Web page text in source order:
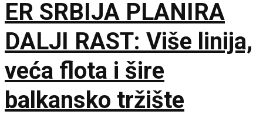
ER SRBIJA PLANIRA
DALJI RAST: Više linija,
veća flota i šire
balkansko tržište